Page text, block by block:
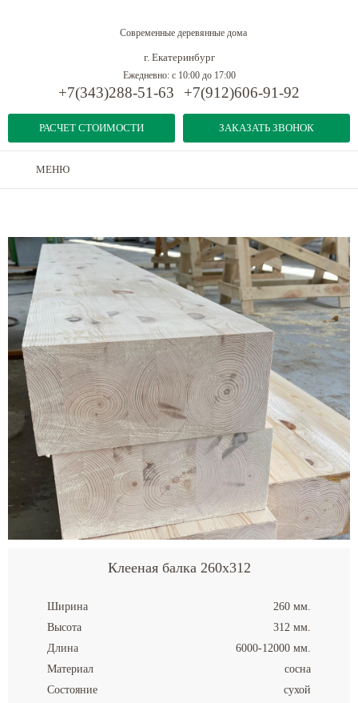
Современные деревянные дома
г. Екатеринбург
РАСЧЕТ СТОИМОСТИ
Ежедневно: с 10:00 до 17:00
+7(343)288-51-63 +7(912)606-91-92
ЗАКАЗАТЬ ЗВОНОК
МЕНЮ
Клееная балка 260x312
Ширина
260 мм.
Высота
312 мм.
Длина
6000-12000 мм.
Материал
сосна
Состояние
сухой